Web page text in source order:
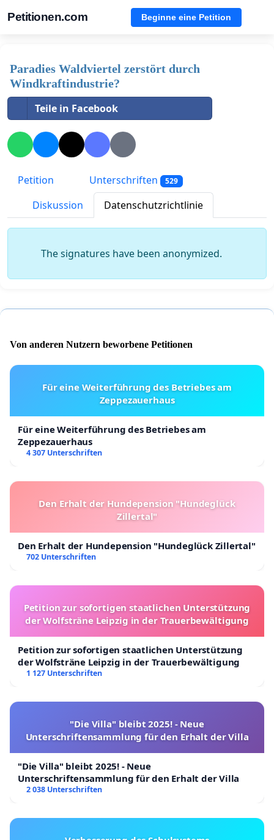
Petitionen.com Beginne eine Petition
Paradies Waldviertel zerstört durch
Windkraftindustrie?
Teile in Facebook
Petition Unterschriften 529
Diskussion Datenschutzrichtlinie
The signatures have been anonymized.
Von anderen Nutzern beworbene Petitionen
Für eine Weiterführung des Betriebes am
Zeppezauerhaus
Für eine Weiterführung des Betriebes am
Zeppezauerhaus
4 307 Unterschriften
Den Erhalt der Hundepension "Hundeglück
Zillertal"
Den Erhalt der Hundepension "Hundeglück Zillertal"
702 Unterschriften
Petition zur sofortigen staatlichen Unterstützung
der Wolfsträne Leipzig in der Trauerbewältigung
Petition zur sofortigen staatlichen Unterstützung
der Wolfsträne Leipzig in der Trauerbewältigung
1 127 Unterschriften
"Die Villa" bleibt 2025! - Neue
Unterschriftensammlung für den Erhalt der Villa
"Die Villa" bleibt 2025! - Neue
Unterschriftensammlung für den Erhalt der Villa
2 038 Unterschriften